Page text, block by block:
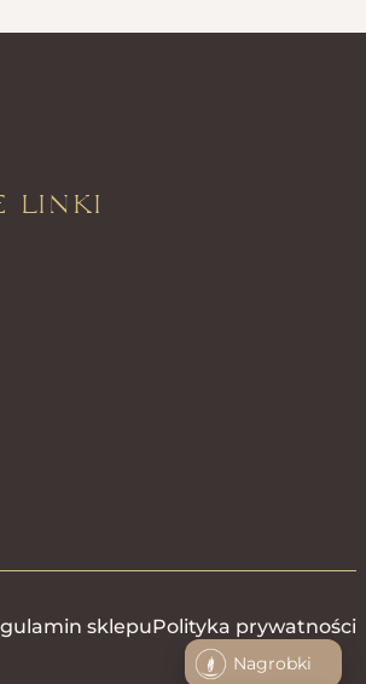
linki
sklepuPolityka prywatności
Nagrobki